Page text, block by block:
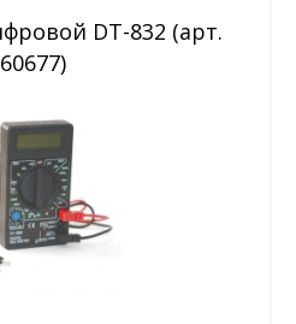
DT-832 (арт.